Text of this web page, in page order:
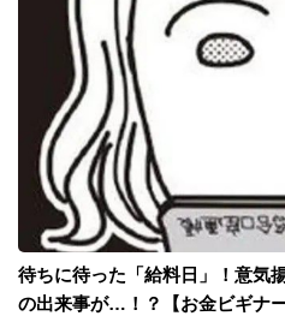
待ちに待った「給料日」！意気
の出来事が…！？【お金ビギナ